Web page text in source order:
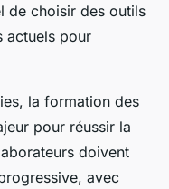
de choisir des outils
actuels pour
la formation des
pour réussir la
doivent
avec